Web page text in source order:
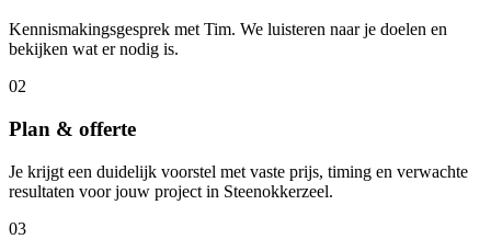
Kennismakingsgesprek met Tim. We luisteren naar je doelen en
bekijken wat er nodig is.
02
Plan & offerte
Je krijgt een duidelijk voorstel met vaste prijs, timing en verwachte
resultaten voor jouw project in Steenokkerzeel.
03